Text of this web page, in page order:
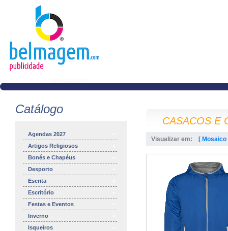
Catálogo
Agendas 2027
Artigos Religiosos
Bonés e Chapéus
Desporto
Escrita
Escritório
Festas e Eventos
Inverno
Isqueiros
CASACOS E
Visualizar em: [ Mosaico